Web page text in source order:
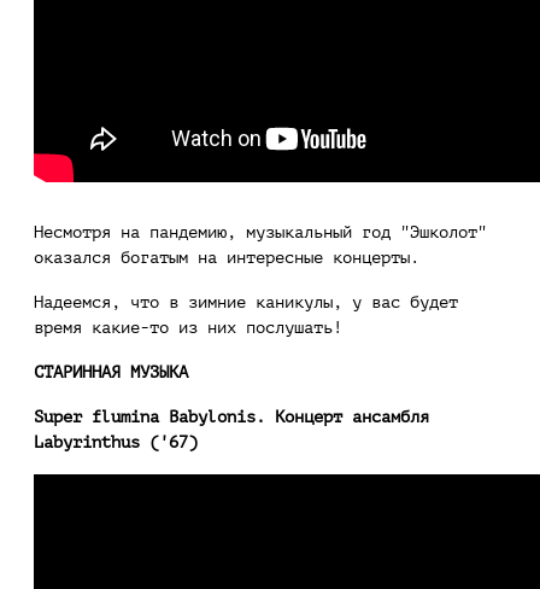
Несмотря на пандемию, музыкальный год "Эшколот"
оказался богатым на интересные концерты.
Надеемся, что в зимние каникулы, у вас будет
время какие-то из них послушать!
СТАРИННАЯ МУЗЫКА
Super flumina Babylonis. Концерт ансамбля
Labyrinthus ('67)